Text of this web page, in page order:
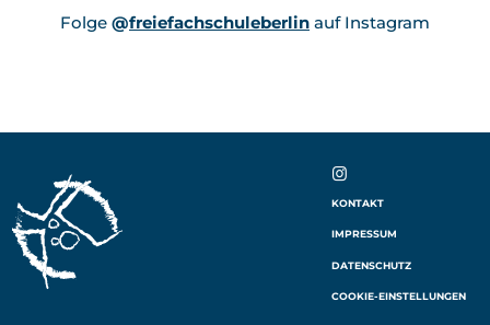
Folge @freiefachschuleberlin auf Instagram
AG
KONTAKT
IMPRESSUM
DATENSCHUTZ
COOKIE-EINSTELLUNGEN